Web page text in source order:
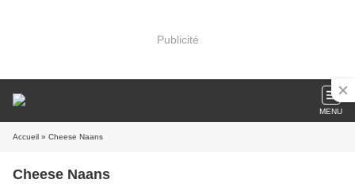
Publicité
MENU
Accueil » Cheese Naans
Cheese Naans